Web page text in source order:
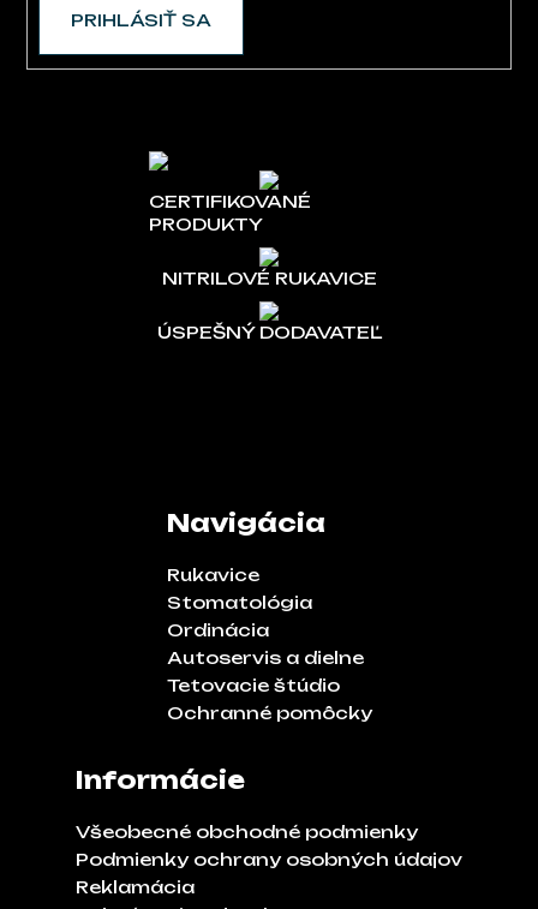
PRIHLÁSIŤ SA
CERTIFIKOVANÉ
PRODUKTY
NITRILOVÉ RUKAVICE
ÚSPEŠNÝ DODAVATEĽ
Navigácia
Rukavice
Stomatológia
Ordinácia
Autoservis a dielne
Tetovacie štúdio
Ochranné pomôcky
Informácie
Všeobecné obchodné podmienky
Podmienky ochrany osobných údajov
Reklamácia